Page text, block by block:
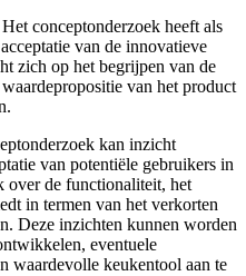
Het conceptonderzoek heeft als
van de innovatieve
zich op het begrijpen van de
van het product
kan inzicht
van potentiële gebruikers in
over de functionaliteit, het
in termen van het verkorten
Deze inzichten kunnen worden
eventuele
waardevolle keukentool aan te